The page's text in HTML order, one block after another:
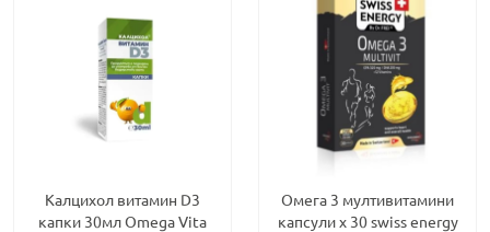
Калцихол витамин D3
капки 30мл Omega Vita
Омега 3 мултивитамини
капсули х 30 swiss energy